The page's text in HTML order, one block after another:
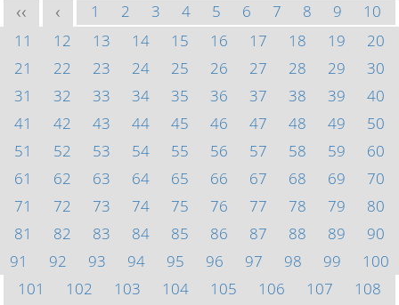
<< < 1 2 3 4 5 6 7 8 9
10
11
12 13 14 15 16 17 18 19
20
21
22 23 24 25 26 27 28 29
30
31
32 33 34 35 36 37 38 39
40
41
42 43 44 45 46 47 48 49
50
51
52 53 54 55 56 57 58 59
60
61
62 63 64 65 66 67 68 69
70
71
72 73 74 75 76 77 78 79
80
81
82 83 84 85 86 87 88 89
90
91
92 93 94 95 96 97 98 99
100
101
102 103 104 105 106 107
108